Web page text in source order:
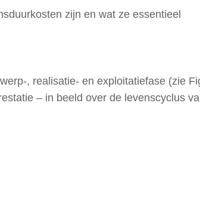
zijn en wat ze essentieel
, realisatie- en exploitatiefase (zie
– in beeld over de levenscyclus